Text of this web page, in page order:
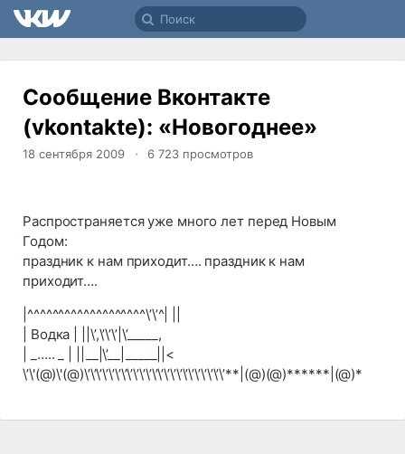
Сообщение Вконтакте
(vkontakte): «Новогоднее»
18 сентября 2009 6 723 просмотров
Распространяется уже много лет перед Новым
Годом:
праздник к нам приходит…. праздник к нам
приходит….
|^^^^^^^^^^^^^^^^^^^\’\’^| ||
| Водка | ||\’,\’\’\’|\’_____,
| _….. _ | ||__|\’__|_____||<
\’\'(@)\'(@)\’\’\’\’\’\’\’\’\’\’\’\’\’\’\’\’\’\’\’\’\’\’\’**|(@)(@)******|(@)*